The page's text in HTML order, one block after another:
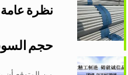
نظرة
حجم